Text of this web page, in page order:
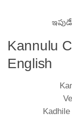
Kannulu
English